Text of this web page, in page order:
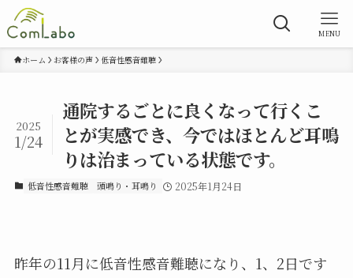
MENU
ホーム お客様の声 低音性感音難聴
通院するごとに良くなって行くこ
とが実感でき、今ではほとんど耳鳴
りは治まっている状態です。
2025
1/24
低音性感音難聴 頭鳴り・耳鳴り 2025年1月24日
昨年の11月に低音性感音難聴になり、1、2日です